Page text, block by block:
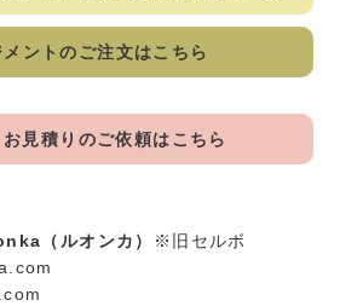
ントのご注文はこちら
見積りのご依頼はこちら
（ルオンカ）
※旧セルボ